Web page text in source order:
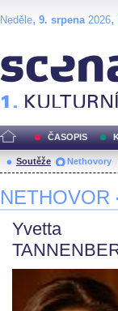
Neděle, 9. srpena2026, |
ČASOPIS
Soutěže Nethovory
NETHOVOR
Yvetta